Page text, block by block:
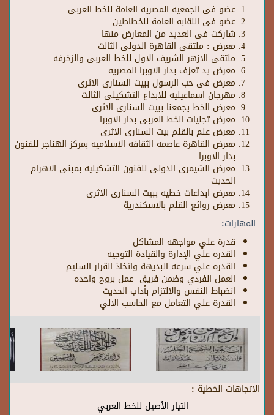
عضو فى الجمعيه المصريه العامة للخط العربى
عضو فى النقابه العامة للخطاطين
شاركت فى العديد من المعارض منها
معرض : ملتقى القاهرة الدولى الثالث
ملتقى الازهر الشريف الاول للخط العربى والزخرفه
معرض يد تعزف بدار الاوبرا المصريه
معرض فى حب الرسول ببيت السنارى الاثرى
مهرجان اسماعيليه للابداع التشكيلى الثالث
معرض الخط يجمعنا ببيت السنارى الاثرى
معرض تجليات الخط العربى بدار الاوبرا
معرض علم بالقلم بيت السنارى الاثرى
معرض القاهرة عاصمه الثقافه الاسلاميه بمركز الهناجر للفنون
بدار الاوبرا
معرض الشيمرى الدولى للفنون التشكيليه بمبنى الاهرام
الحديث
معرض ابداعات خطيه ببيت السنارى الاثرى
معرض روائع القلم بالاسكندرية
المهارات:
قدرة علي مواجهه المشاكل
القدره علي الإدارة والقيادة التوجيه
القدره علي سرعه البديهة واتخاذ القرار السليم
العمل الفردي وضمن فريق عمل بروح واحده
انضباط النفس والالتزام بأداب الحديث
القدرة علي التعامل مع الحاسب الالي
الاتجاهات الخطية :
التيار الأصيل للخط العربي